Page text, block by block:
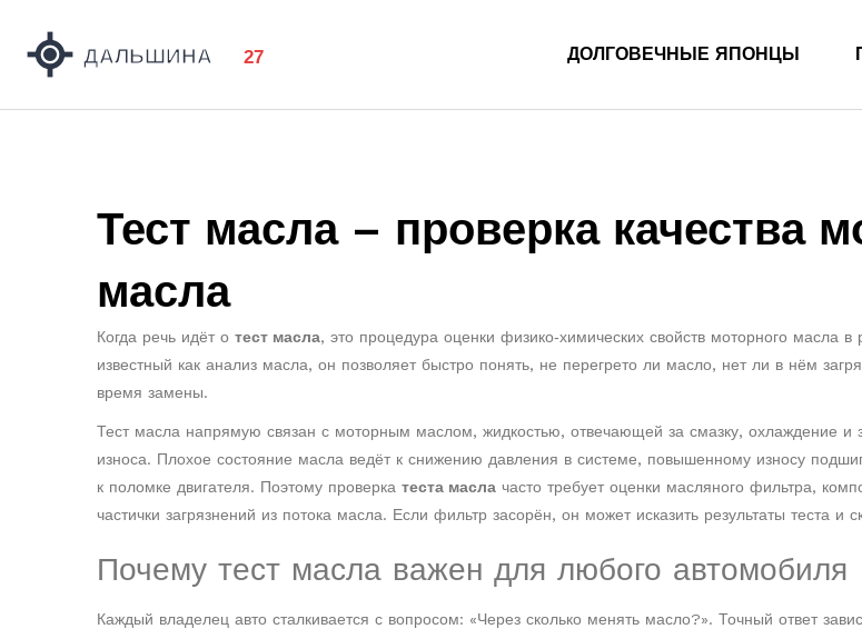
ДОЛГОВЕЧНЫЕ ЯПОНЦЫ
Тест масла – проверка качества
масла
Когда речь идёт о тест масла, это процедура оценки физико‑химических свойств моторного масла
известный как анализ масла, он позволяет быстро понять, не перегрето ли масло, нет ли в нём
время замены.
Тест масла напрямую связан с моторным маслом, жидкостью, отвечающей за смазку, охлаждение и
износа. Плохое состояние масла ведёт к снижению давления в системе, повышенному износу
к поломке двигателя. Поэтому проверка теста масла часто требует оценки масляного фильтра,
частички загрязнений из потока масла. Если фильтр засорён, он может исказить результаты теста и
Почему тест масла важен для любого автомобиля
Каждый владелец авто сталкивается с вопросом: «Через сколько менять масло?». Точный ответ